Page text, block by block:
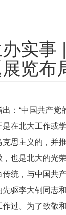
实事
览布
：“中国共产
在北大工作或
思主义的，并
也是北大的光
统，与中国共
驱李大钊同志
过。为了致敬